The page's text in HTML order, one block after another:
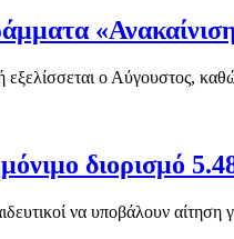
εξελίσσεται ο Αύγουστος,
μόνιμο διορισμό
να υποβάλουν